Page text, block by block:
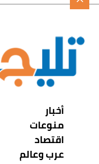
أخبار
منوعات
اقتصاد
عرب وعالم